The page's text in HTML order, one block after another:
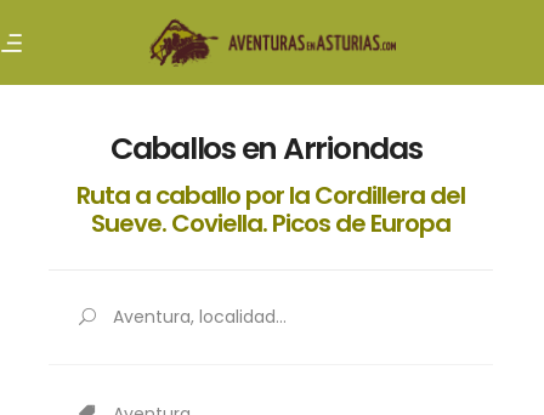
Caballos en Arriondas
Ruta a caballo por la Cordillera del
Sueve. Coviella. Picos de Europa